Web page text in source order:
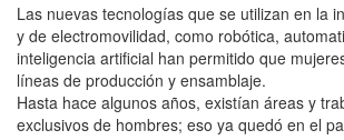
Las nuevas tecnologías que se utilizan en la
y de electromovilidad, como robótica,
inteligencia artificial han permitido que
líneas de producción y ensamblaje.
Hasta hace algunos años, existían áreas y
exclusivos de hombres; eso ya quedó en el